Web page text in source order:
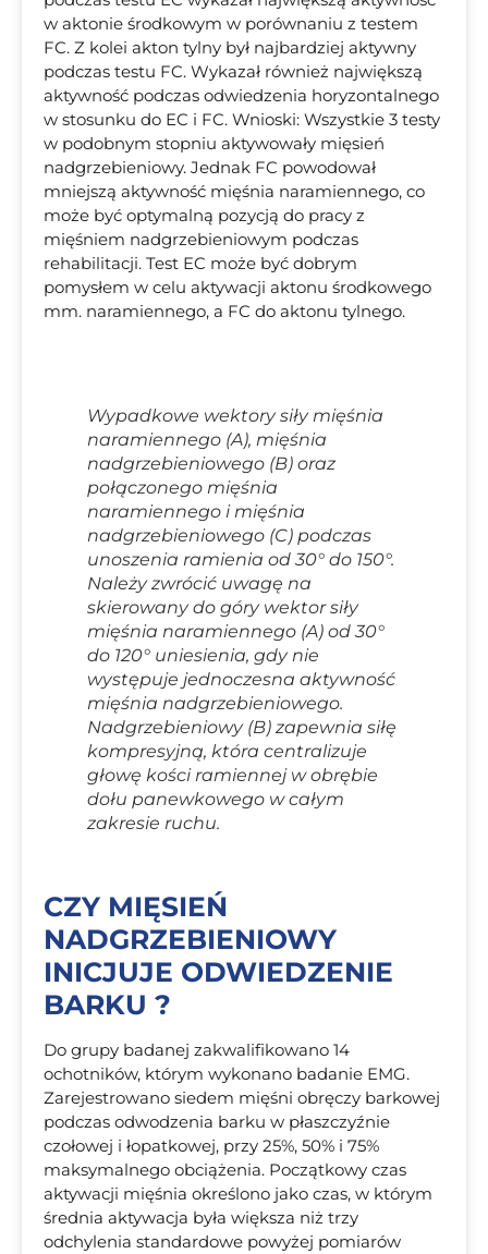
w aktonie środkowym w porównaniu z testem
FC. Z kolei akton tylny był najbardziej aktywny
podczas testu FC. Wykazał również największą
aktywność podczas odwiedzenia horyzontalnego
w stosunku do EC i FC. Wnioski: Wszystkie 3 testy
w podobnym stopniu aktywowały mięsień
nadgrzebieniowy. Jednak FC powodował
mniejszą aktywność mięśnia naramiennego, co
może być optymalną pozycją do pracy z
mięśniem nadgrzebieniowym podczas
rehabilitacji. Test EC może być dobrym
pomysłem w celu aktywacji aktonu środkowego
mm. naramiennego, a FC do aktonu tylnego.
Wypadkowe wektory siły mięśnia
naramiennego (A), mięśnia
nadgrzebieniowego (B) oraz
połączonego mięśnia
naramiennego i mięśnia
nadgrzebieniowego (C) podczas
unoszenia ramienia od 30° do 150°.
Należy zwrócić uwagę na
skierowany do góry wektor siły
mięśnia naramiennego (A) od 30°
do 120° uniesienia, gdy nie
występuje jednoczesna aktywność
mięśnia nadgrzebieniowego.
Nadgrzebieniowy (B) zapewnia siłę
kompresyjną, która centralizuje
głowę kości ramiennej w obrębie
dołu panewkowego w całym
zakresie ruchu.
CZY MIĘSIEŃ
NADGRZEBIENIOWY
INICJUJE ODWIEDZENIE
BARKU ?
Do grupy badanej zakwalifikowano 14
ochotników, którym wykonano badanie EMG.
Zarejestrowano siedem mięśni obręczy barkowej
podczas odwodzenia barku w płaszczyźnie
czołowej i łopatkowej, przy 25%, 50% i 75%
maksymalnego obciążenia. Początkowy czas
aktywacji mięśnia określono jako czas, w którym
średnia aktywacja była większa niż trzy
odchylenia standardowe powyżej pomiarów